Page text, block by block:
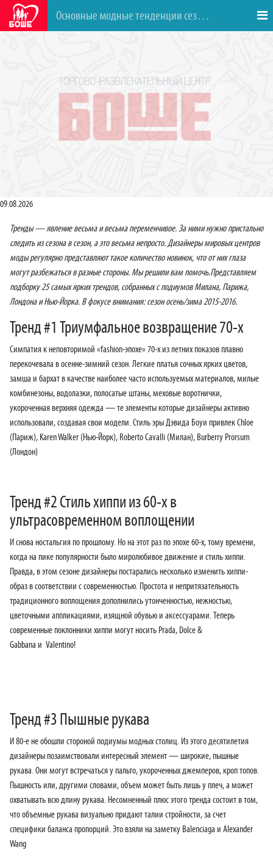
Основные модные тенденции сезона осень/зима 2015-2016
09.08.2026
Тренды — явление весьма и весьма переменчивое. За ними нужно пристально
следить из сезона в сезон, а это весьма непросто. Дизайнеры мировых центров
моды регулярно представляют такое количество новинок, что от них глаза
могут разбежаться в разные стороны. Мы решили вам помочь.Представляем
подборку 25 самых ярких трендов, собранных с подиумов Милана, Парижа,
Лондона и Нью-Йорка. В фокусе внимания: сезон осень/зима 2015-2016.
Тренд #1 Триумфальное возвращение 70-х
Симпатия к неповторимой «fashion-эпохе» 70-х из летних показов плавно
перекочевала в осенне-зимний сезон. Легкие платья сочных ярких цветов,
замша и бархат в качестве наиболее часто используемых материалов, милые
комбинезоны, водолазки, полосатые штаны, меховые воротнички,
укороченная верхняя одежда — те элементы которые дизайнеры активно
использовали, создавая свои модели. Стиль эры Дэвида Боуи привлек Chloe
(Париж), Karen Walker (Нью-Йорк), Roberto Cavalli (Милан), Burberry Prorsum
(Лондон)
Тренд #2 Стиль хиппи из 60-х в
ультрасовременном воплощении
И снова ностальгия по прошлому. Но на этот раз по эпохе 60-х, тому времени,
когда на пике популярности было миролюбивое движение и стиль хиппи.
Правда, в этом сезоне дизайнеры постарались несколько изменить хиппи-
образ в соответствии с современностью. Простота и непритязательность
традиционного воплощения дополнились утонченностью, нежностью,
цветочными аппликациями, изящной обувью и аксессуарами. Теперь
современные поклонники хиппи могут носить Prada, Dolce &
Gabbana и Valentino!
Тренд #3 Пышные рукава
И 80-е не обошли стороной подиумы модных столиц. Из этого десятилетия
дизайнеры позаимствовали интересный элемент — широкие, пышные
рукава. Они могут встречаться у пальто, укороченных джемперов, кроп топов.
Пышность или, другими словами, объем может быть лишь у плеч, а может
охватывать всю длину рукава. Несомненный плюс этого тренда состоит в том,
что объемные рукава визуально придают талии стройности, за счет
специфики баланса пропорций. Это взяли на заметку Balenciaga и Alexander
Wang